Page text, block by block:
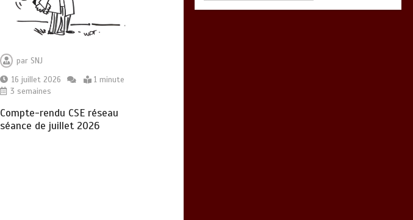
par SNJ
16 juillet 2026
1 minute
3 semaines
Compte-rendu CSE réseau
séance de juillet 2026
par